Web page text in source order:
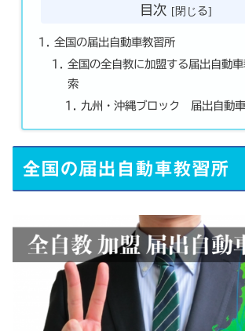
目次
全国の届出自動車教習所
全国の全自教に加盟する届出自動
索
九州・沖縄ブロック 届出自動
全国の届出自動車教習所